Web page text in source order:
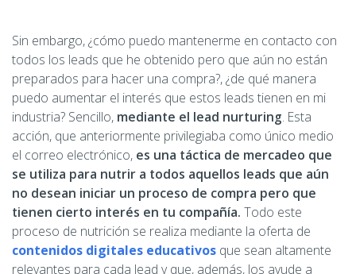
Sin embargo, ¿cómo puedo mantenerme en contacto con
todos los leads que he obtenido pero que aún no están
preparados para hacer una compra?, ¿de qué manera
puedo aumentar el interés que estos leads tienen en mi
industria? Sencillo, mediante el lead nurturing. Esta
acción, que anteriormente privilegiaba como único medio
el correo electrónico, es una táctica de mercadeo que
se utiliza para nutrir a todos aquellos leads que aún
no desean iniciar un proceso de compra pero que
tienen cierto interés en tu compañía. Todo este
proceso de nutrición se realiza mediante la oferta de
contenidos digitales educativos que sean altamente
relevantes para cada lead y que, además, los ayude a